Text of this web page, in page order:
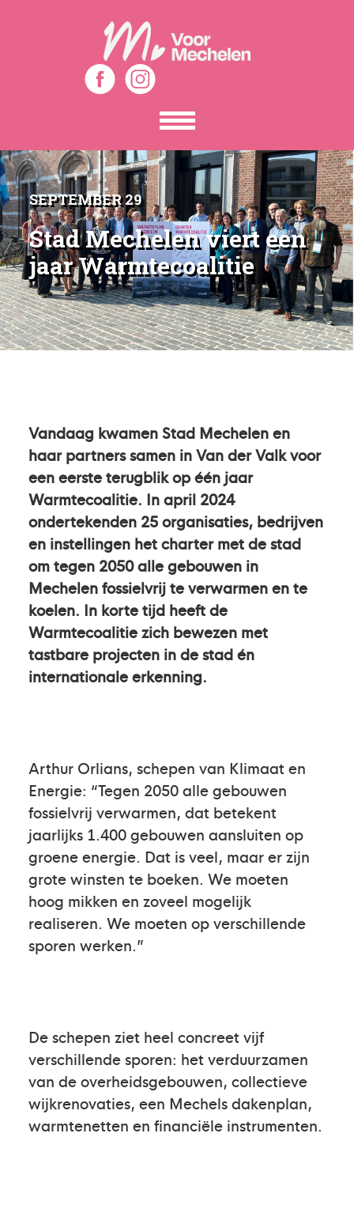
Toon
het
menu
SEPTEMBER 29
Stad Mechelen viert een
jaar Warmtecoalitie
Vandaag kwamen Stad Mechelen en
haar partners samen in Van der Valk voor
een eerste terugblik op één jaar
Warmtecoalitie. In april 2024
ondertekenden 25 organisaties, bedrijven
en instellingen het charter met de stad
om tegen 2050 alle gebouwen in
Mechelen fossielvrij te verwarmen en te
koelen. In korte tijd heeft de
Warmtecoalitie zich bewezen met
tastbare projecten in de stad én
internationale erkenning.
Arthur Orlians, schepen van Klimaat en
Energie: “Tegen 2050 alle gebouwen
fossielvrij verwarmen, dat betekent
jaarlijks 1.400 gebouwen aansluiten op
groene energie. Dat is veel, maar er zijn
grote winsten te boeken. We moeten
hoog mikken en zoveel mogelijk
realiseren. We moeten op verschillende
sporen werken.”
De schepen ziet heel concreet vijf
verschillende sporen: het verduurzamen
van de overheidsgebouwen, collectieve
wijkrenovaties, een Mechels dakenplan,
warmtenetten en financiële instrumenten.